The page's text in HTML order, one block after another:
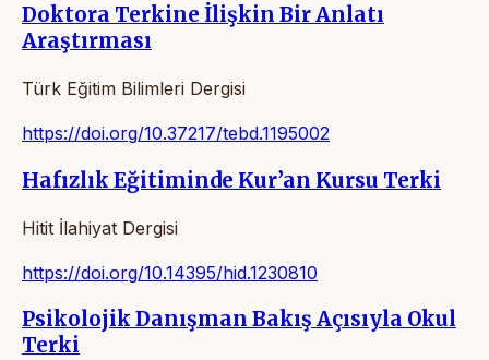
Doktora Terkine İlişkin Bir Anlatı
Araştırması
Türk Eğitim Bilimleri Dergisi
https://doi.org/10.37217/tebd.1195002
Hafızlık Eğitiminde Kur’an Kursu Terki
Hitit İlahiyat Dergisi
https://doi.org/10.14395/hid.1230810
Psikolojik Danışman Bakış Açısıyla Okul
Terki